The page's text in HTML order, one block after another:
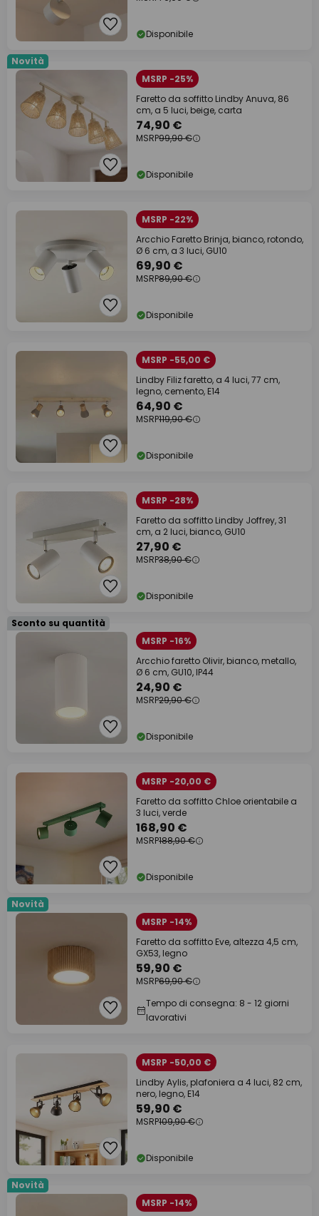
Disponibile
Novità
MSRP -25%
Faretto da soffitto Lindby Anuva, 86
cm, a 5 luci, beige, carta
74,90 €
MSRP99,90 €
Disponibile
MSRP -22%
Arcchio Faretto Brinja, bianco, rotondo,
Ø 6 cm, a 3 luci, GU10
69,90 €
MSRP89,90 €
Disponibile
MSRP -55,00 €
Lindby Filiz faretto, a 4 luci, 77 cm,
legno, cemento, E14
64,90 €
MSRP119,90 €
Disponibile
MSRP -28%
Faretto da soffitto Lindby Joffrey, 31
cm, a 2 luci, bianco, GU10
27,90 €
MSRP38,90 €
Disponibile
Sconto su quantità
MSRP -16%
Arcchio faretto Olivir, bianco, metallo,
Ø 6 cm, GU10, IP44
24,90 €
MSRP29,90 €
Disponibile
MSRP -20,00 €
Faretto da soffitto Chloe orientabile a
3 luci, verde
168,90 €
MSRP188,90 €
Disponibile
Novità
MSRP -14%
Faretto da soffitto Eve, altezza 4,5 cm,
GX53, legno
59,90 €
MSRP69,90 €
Tempo di consegna: 8 - 12 giorni
lavorativi
MSRP -50,00 €
Lindby Aylis, plafoniera a 4 luci, 82 cm,
nero, legno, E14
59,90 €
MSRP109,90 €
Disponibile
Novità
MSRP -14%